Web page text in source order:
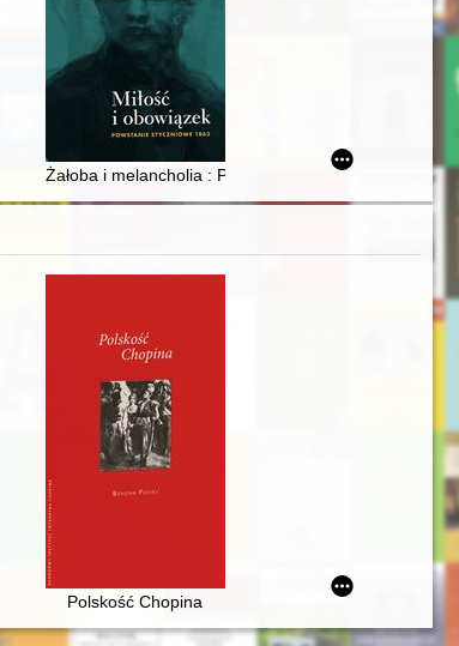
stan badań i postulaty badawcze
Żałoba i melancholia : Powstanie styczniowe w
artysty)Polskość Chopina